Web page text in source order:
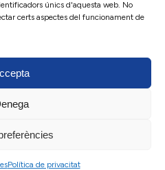
únics d'aquesta web. No
certs aspectes del funcionament de
Política de privacitat